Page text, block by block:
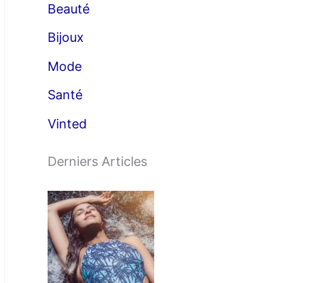
Beauté
Bijoux
Mode
Santé
Vinted
Derniers Articles